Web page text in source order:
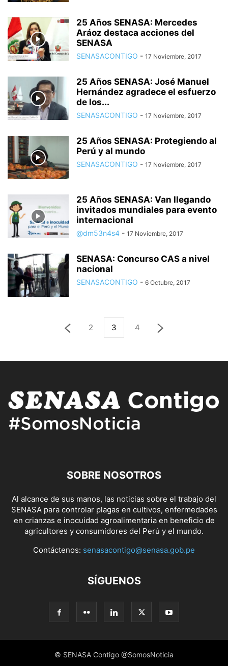
25 Años SENASA: Mercedes
Aráoz destaca acciones del
SENASA
SENASACONTIGO - 17 Noviembre, 2017
25 Años SENASA: José Manuel
Hernández agradece el esfuerzo
de los...
SENASACONTIGO - 17 Noviembre, 2017
25 Años SENASA: Protegiendo al
Perú y al mundo
SENASACONTIGO - 17 Noviembre, 2017
25 Años SENASA: Van llegando
invitados mundiales para evento
internacional
@dm53n4s4 - 17 Noviembre, 2017
SENASA: Concurso CAS a nivel
nacional
SENASACONTIGO - 6 Octubre, 2017
2 3 4
SOBRE NOSOTROS
Al alcance de sus manos, las noticias sobre el trabajo del
SENASA para controlar plagas en cultivos, enfermedades
en crianzas e inocuidad agroalimentaria en beneficio de
agricultores y consumidores del Perú y el mundo.
Contáctenos: senasacontigo@senasa.gob.pe
SÍGUENOS
© SENASA Contigo @SomosNoticia